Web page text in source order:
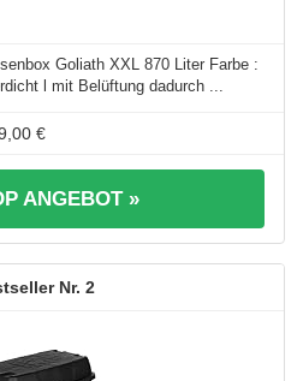
Goliath XXL 870 Liter Farbe :
l mit Belüftung dadurch ...
€
ANGEBOT »
2